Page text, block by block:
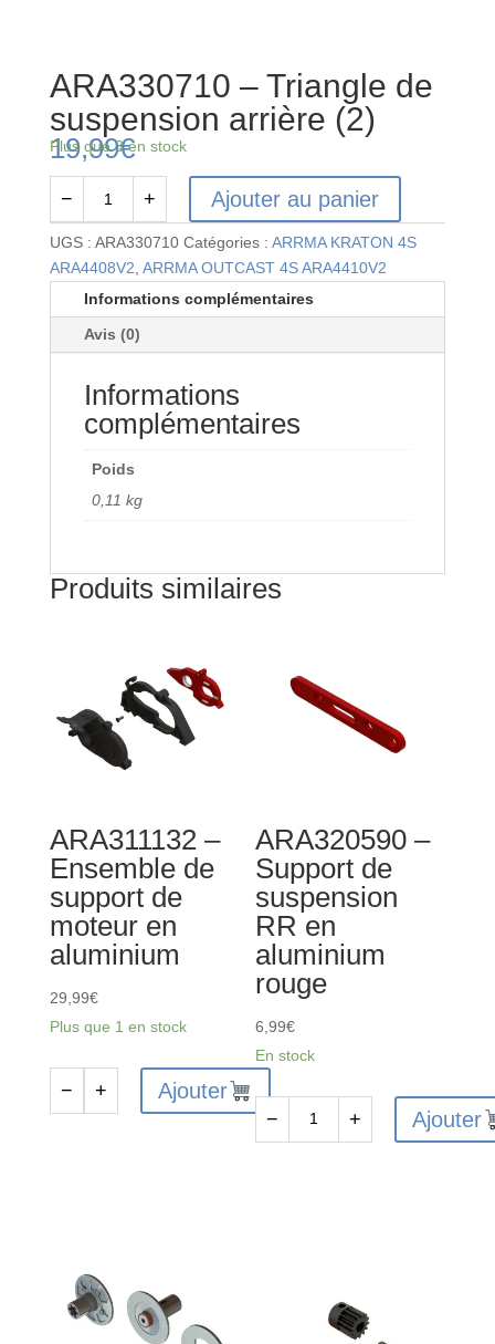
ARA330710 – Triangle de
suspension arrière (2)
19,99€
Plus que 3 en stock
quantité
de
ARA330710
-
arrière
− + Ajouter au panier
UGS : ARA330710 Catégories : ARRMA KRATON 4S
ARA4408V2 ARRMA OUTCAST 4S ARA4410V2
Informations complémentaires
Avis (0)
Informations
complémentaires
Poids
0,11 kg
Produits similaires
ARA311132 –
Ensemble de
support de
moteur en
aluminium
29,99€
Plus que 1 en stock
support
− + Ajouter
ARA320590 –
Support de
suspension
RR en
aluminium
rouge
6,99€
En stock
suspension
− + Ajouter